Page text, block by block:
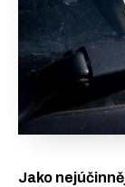
Jako